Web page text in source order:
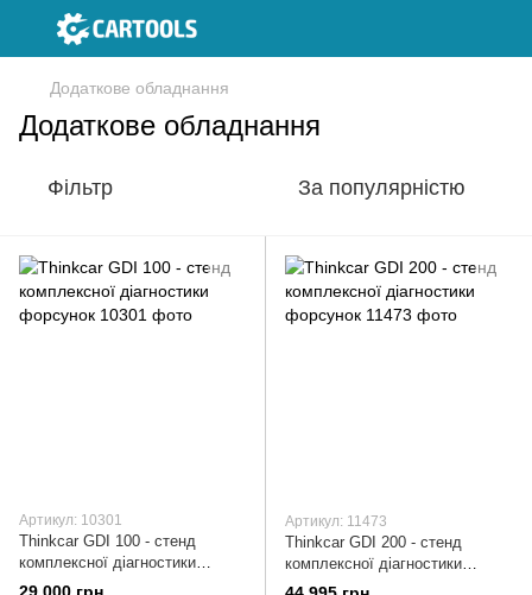
Додаткове обладнання
Додаткове обладнання
Фільтр За популярністю
Артикул: 10301
Thinkcar GDI 100 - стенд
комплексної діагностики
форсунок
Артикул: 11473
Thinkcar GDI 200 - стенд
комплексної діагностики
форсунок